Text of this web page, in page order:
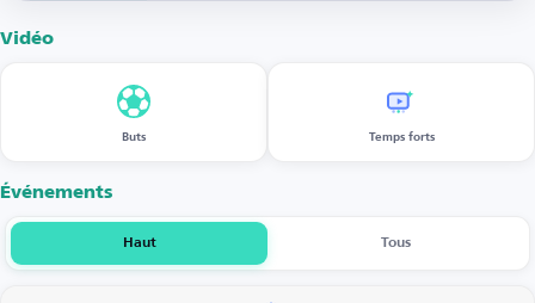
Vidéo
Buts Temps forts
Événements
Haut Tous